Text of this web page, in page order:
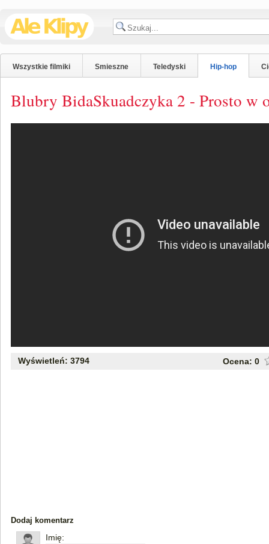
Wszystkie filmiki Smieszne Teledyski Hip-hop
Blubry BidaSkuadczyka 2 - Prosto w
Wyświetleń: 3794 Ocena: 0
Dodaj komentarz
Imię: